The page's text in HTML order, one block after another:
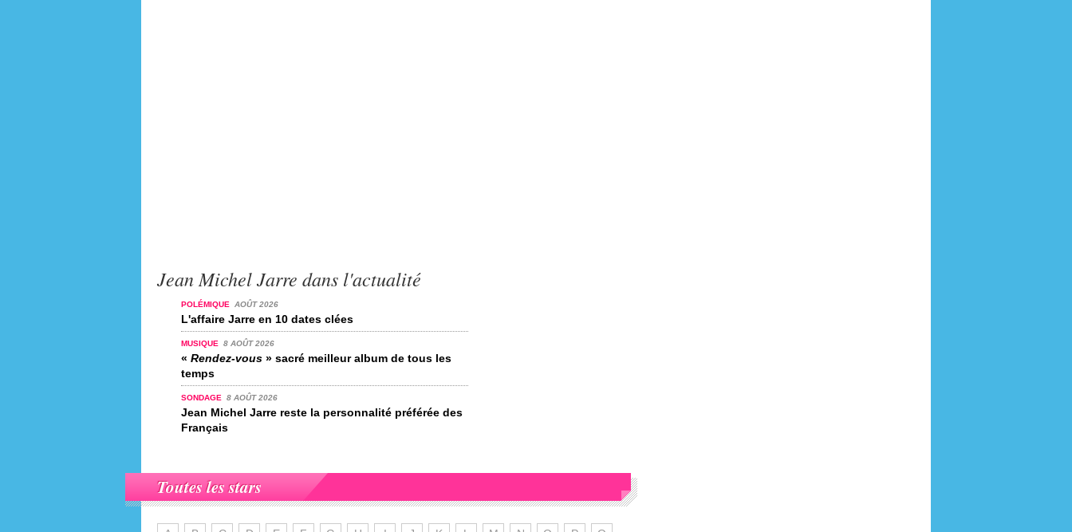
Jean Michel Jarre dans l'actualité
POLÉMIQUE AOÛT 2026
L'affaire Jarre en 10 dates clées
MUSIQUE 8 AOÛT 2026
« Rendez-vous » sacré meilleur album de tous les
temps
SONDAGE 8 AOÛT 2026
Jean Michel Jarre reste la personnalité préférée des
Français
Toutes les stars